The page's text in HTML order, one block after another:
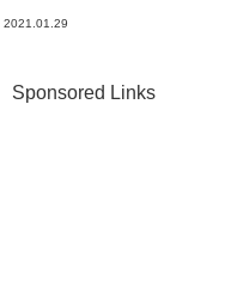
2021.01.29
Sponsored Links